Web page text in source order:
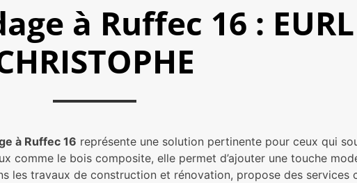
à Ruffec 16 :
à Ruffec 16 représente une solution pertinente pour ceux qui
comme le bois composite, elle permet d’ajouter une touche
les travaux de construction et rénovation, propose des